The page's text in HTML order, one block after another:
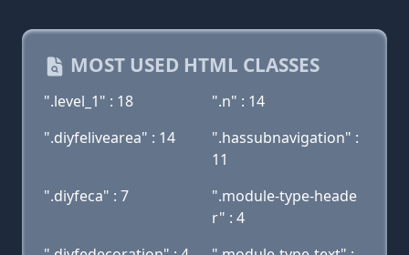
MOST USED HTML CLASSES
".level_1" : 18
".n" : 14
".diyfelivearea" : 14
".hassubnavigation" :
11
".diyfeca" : 7
".module-type-heade
r" : 4